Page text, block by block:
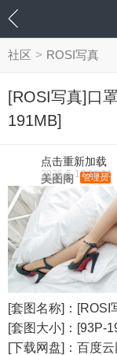
社区 > ROSI写真
[ROSI写真]口
191MB]
点击重新加载
美图阁 管理员
2026-5-17 18:06
[套图名称]：[ROSI
[套图大小]：[93P-
[下载网盘]：百度